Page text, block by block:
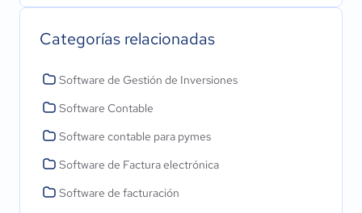
Categorías relacionadas
Software de Gestión de Inversiones
Software Contable
Software contable para pymes
Software de Factura electrónica
Software de facturación